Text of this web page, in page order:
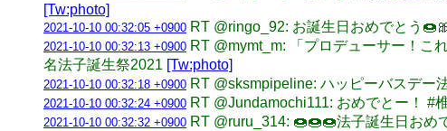
[Tw:photo]
2021-10-10 00:32:05 +0900 RT @ringo_92: お誕生日おめでとう
2021-10-10 00:32:13 +0900 RT @mymt_m: 「プロデューサー！こ
名法子誕生祭2021 [Tw:photo]
2021-10-10 00:32:18 +0900 RT @sksmpipeline: ハッピーバスデー
2021-10-10 00:32:24 +0900 RT @Jundamochi111: おめでとー！ #
2021-10-10 00:32:32 +0900 RT @ruru_314: 🍩🍩🍩法子誕生日お